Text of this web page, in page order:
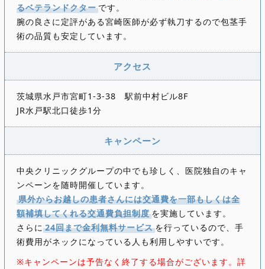
るベテランドクターです。
腕の良さに定評がある宮崎医師が必ず執刀するので包茎手
術の品質も安定しています。
アクセス
茨城県水戸市宮町1-3-38 駅前中村ビル8F
JR水戸駅北口徒歩1分
キャンペーン
中央クリニックグループの中でも珍しく、医院独自のキャ
ンペーンを随時開催しています。
県外からお越しの患者さんには交通費を一部もしくは全
額補填してくれる交通費負担制度を実施しています。
さらに 24回まで金利無料サービスを行っているので、手
術費用がネックになっている人も利用しやすいです。
※キャンペーンは予告なく終了する場合がございます。詳